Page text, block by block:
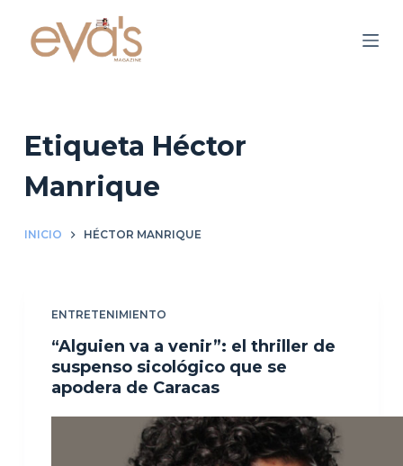
o
Etiqueta Héctor
Manrique
INICIO HÉCTOR MANRIQUE
ENTRETENIMIENTO
“Alguien va a venir”: el thriller de
suspenso sicológico que se
apodera de Caracas